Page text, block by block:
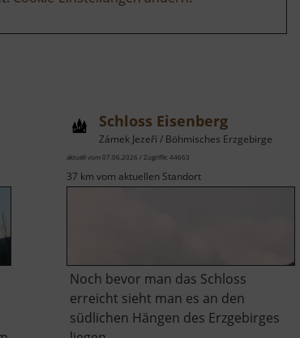
Schloss Eisenberg
Zámek Jezeří / Böhmisches Erzgebirge
aktuell vom 07.06.2026 / Zugriffe: 44663
37 km vom aktuellen Standort
Noch bevor man das Schloss
erreicht sieht man es an den
südlichen Hängen des Erzgebirges